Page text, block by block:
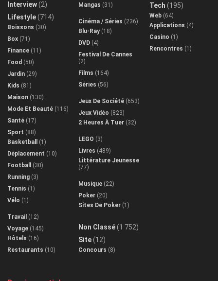
Interview(2)
Lifestyle(714)
Boissons (30)
Box (71)
Finance (11)
Food (50)
Jardin (29)
Kids (81)
Maison (130)
Mode Et Beauté (116)
Santé (17)
Sport (88)
Basketball
(1)
Déplacement (10)
Football
(30)
Running (3)
Tennis (1)
Vélo (1)
Travail (12)
Voyage (145)
Hôtels (16)
Restaurants (10)
Mangas (31)
Cinéma / Séries (236)
Blu-Ray(18)
DVD (4)
Festival De Cannes
(2)
Films (164)
Séries (56)
Jeux De Société (653)
Jeux Vidéo (823)
2 Heures À Tuer (32)
LEGO (3)
Livres (489)
Littérature Jeunesse
(77)
Musique (22)
Poker (20)
Sites De Poker (1)
Non Classé(1 752)
Site(12)
Concours (8)
Tech (195)
Web (64)
Applications (4)
Casino (1)
Rencontres (1)